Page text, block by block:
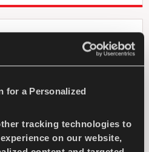
for a Personalized
tracking technologies to
on our website,
WINTER 2
- Sicheres Fahren